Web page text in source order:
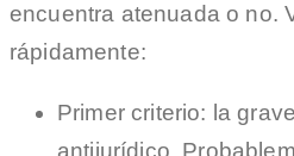
encuentra atenuada o no.
rápidamente:
Primer criterio: la
antijurídico.